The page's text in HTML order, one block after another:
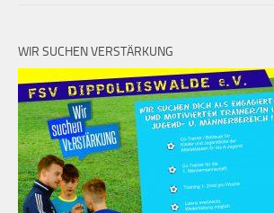
WIR SUCHEN VERSTÄRKUNG